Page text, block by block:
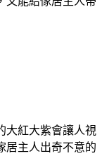
大紅大紫會讓人視
居主人出奇不意的